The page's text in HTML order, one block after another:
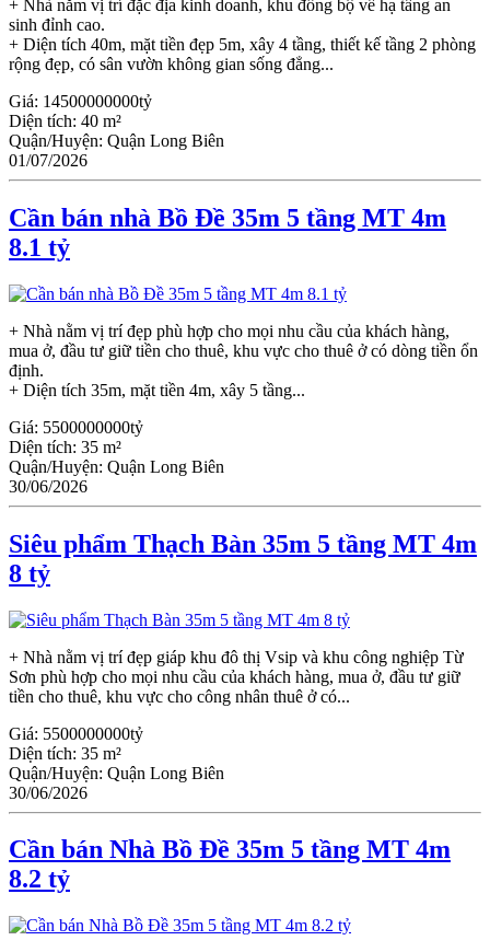
+ Nhà nằm vị trí đặc địa kinh doanh, khu đồng bộ về hạ tầng an
sinh đỉnh cao.
+ Diện tích 40m, mặt tiền đẹp 5m, xây 4 tầng, thiết kế tầng 2 phòng
rộng đẹp, có sân vườn không gian sống đẳng...
Giá: 14500000000tỷ
Diện tích: 40 m²
Quận/Huyện: Quận Long Biên
01/07/2026
Cần bán nhà Bồ Đề 35m 5 tầng MT 4m
8.1 tỷ
+ Nhà nằm vị trí đẹp phù hợp cho mọi nhu cầu của khách hàng,
mua ở, đầu tư giữ tiền cho thuê, khu vực cho thuê ở có dòng tiền ổn
định.
+ Diện tích 35m, mặt tiền 4m, xây 5 tầng...
Giá: 5500000000tỷ
Diện tích: 35 m²
Quận/Huyện: Quận Long Biên
30/06/2026
Siêu phẩm Thạch Bàn 35m 5 tầng MT 4m
8 tỷ
+ Nhà nằm vị trí đẹp giáp khu đô thị Vsip và khu công nghiệp Từ
Sơn phù hợp cho mọi nhu cầu của khách hàng, mua ở, đầu tư giữ
tiền cho thuê, khu vực cho công nhân thuê ở có...
Giá: 5500000000tỷ
Diện tích: 35 m²
Quận/Huyện: Quận Long Biên
30/06/2026
Cần bán Nhà Bồ Đề 35m 5 tầng MT 4m
8.2 tỷ